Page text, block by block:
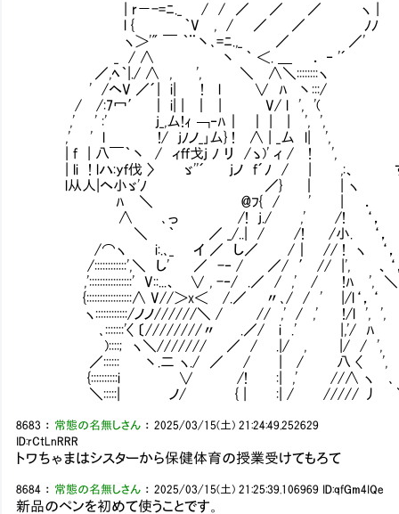
| r－-=ﾆ._ / / ／ ／ ／ ヽ |
l { ｀V , / ／ ／ ﾉﾉ
ヽ＞'" ￣ ｀¨丶､=ﾆ.,_ ／ ／'
_ / ∧ 丶 ｀ ＜. ＿ ． ‐ '´
／,ﾍ｀|./ ∧ , ', ＼ ∧＼::::::::ヽ
' /ヘV ／´| i| ! l ∨ ﾊ 丶:::/
/ /:7冖′ ｜ i| | ｜ | V/ l ', '(
,' ' :' j_,厶!ｨ ￢‐ﾊ｜ ｜ | | ', ',
,' ' l !/ jﾉノ_｣厶} ! ∧ | _厶 l| ',
| f | 八￣｀丶 / ィｆｆ戈j ﾉ リ /ゝ)' ィ / ! ',
| li ! lハ:yｆ伐 〉 ゞ''´ jノ f´ﾉ / | ,:、 すいません
l从人|ヘ小ゞ'ﾉ ／} ｜ | ヽ
ﾊ ＼ @ﾌ{ / ' | ．
∧ ､っ /! j./ ,' /! ‘， ヽ､_,人_,ノ､_,从
＼ ｀ ／ _/..| / /! /小.
/⌒ヽ i:.､_ イ ／ し／ /｜ // ! ヽ ‘， ‐=､´
/::::::::::::',＼ し' ／ -‐ / ／/ ′ // |',
,'::::::::::::::::' V::...、 ∨ , -‐/ .／ / ,' / !ﾊ ', ＼ ． ,
{:::::::::::::::::∧ V//＞x＜ /.／ 〃､/ / ' |/l‘，‘
ヽ::::::::::::/ノノ//////＼ / // ,' / ,' !/l ', ',
､:::::::'〈 〔////////〃 .／/ i .' |,'/
)::::; ヽ＼/////// ／ / .|/ , |/ / ',
／:::::: 丶.二 ヽ./ ／ / | / 八 〈 ',
{::::::::::i ∨ /! :| ,' //∧ ヽ ､
＼:::::| ノ/ { | :| / ///// 丿
8683 ： 常態の名無しさん ：2025/03/15(土) 21:24:49.252629
ID:rCtLnRRR
トワちゃまはシスターから保健体育の授業受けてもろて
8684 ： 常態の名無しさん ：2025/03/15(土) 21:25:39.106969 ID:qfGm4IQe
新品のペンを初めて使うことです。